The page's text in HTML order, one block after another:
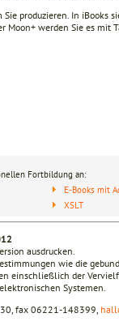
produzieren. In iBooks
werden Sie es mit
Fortbildung an:
E-Books mit
XSLT
ausdrucken.
wie die
einschließlich der
Systemen.
fax 06221-148399,